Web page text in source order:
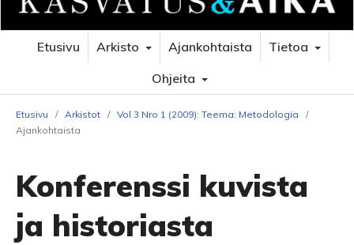
Etusivu Arkisto Ajankohtaista
Tietoa
Ohjeita
Etusivu / Arkistot / Vol 3 Nro 1 (2009): Teema: Metodologia
/
Ajankohtaista
Konferenssi kuvista
ja historiasta